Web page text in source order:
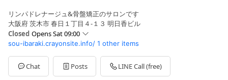
リンパドレナージュ&骨盤矯正のサロンです
大阪府 茨木市 春日１丁目４-１３ 明日香ビル
Closed Opens Sat 09:00
Sun09:00 - 17:00
Mon09:00 - 19:30
Tue09:00 - 19:30
Wed09:00 - 19:30
sou-ibaraki.crayonsite.info/ 1 other items
Chat Posts LINE Call (free)